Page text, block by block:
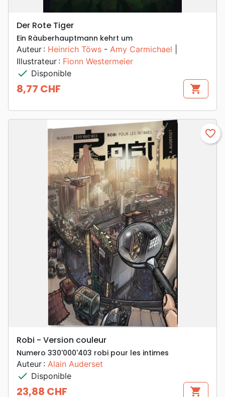
Der Rote Tiger
Ein Räuberhauptmann kehrt um
Auteur : Heinrich Töws - Amy Carmichael
Illustrateur : Fionn Westermeier
check Disponible
Prix
8,77 CHF shopping_cart
favorite_border
Robi - Version couleur
Numero 330'000'403 robi pour les intimes
Auteur : Alain Auderset
check Disponible
23,88 CHF shopping_cart